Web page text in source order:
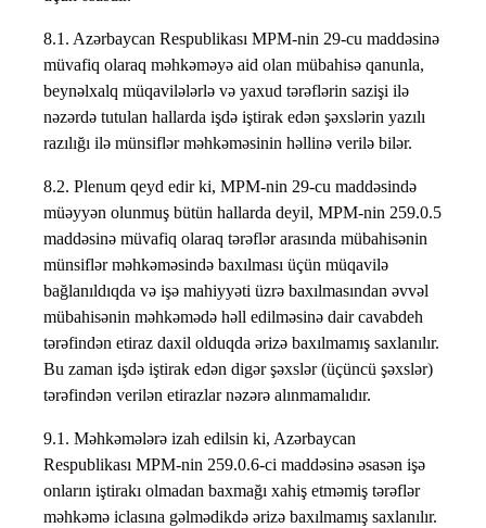
8.1. Azərbaycan Respublikası MPM-nin 29-cu maddəsinə
müvafiq olaraq məhkəməyə aid olan mübahisə qanunla,
beynəlxalq müqavilələrlə və yaxud tərəflərin sazişi ilə
nəzərdə tutulan hallarda işdə iştirak edən şəxslərin yazılı
razılığı ilə münsiflər məhkəməsinin həllinə verilə bilər.
8.2. Plenum qeyd edir ki, MPM-nin 29-cu maddəsində
müəyyən olunmuş bütün hallarda deyil, MPM-nin 259.0.5
maddəsinə müvafiq olaraq tərəflər arasında mübahisənin
münsiflər məhkəməsində baxılması üçün müqavilə
bağlanıldıqda və işə mahiyyəti üzrə baxılmasından əvvəl
mübahisənin məhkəmədə həll edilməsinə dair cavabdeh
tərəfindən etiraz daxil olduqda ərizə baxılmamış saxlanılır.
Bu zaman işdə iştirak edən digər şəxslər (üçüncü şəxslər)
tərəfindən verilən etirazlar nəzərə alınmamalıdır.
9.1. Məhkəmələrə izah edilsin ki, Azərbaycan
Respublikası MPM-nin 259.0.6-ci maddəsinə əsasən işə
onların iştirakı olmadan baxmağı xahiş etməmiş tərəflər
məhkəmə iclasına gəlmədikdə ərizə baxılmamış saxlanılır.